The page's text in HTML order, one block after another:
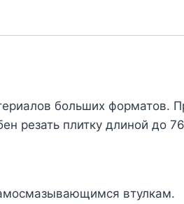
больших форматов.
резать плитку длиной до
втулкам.